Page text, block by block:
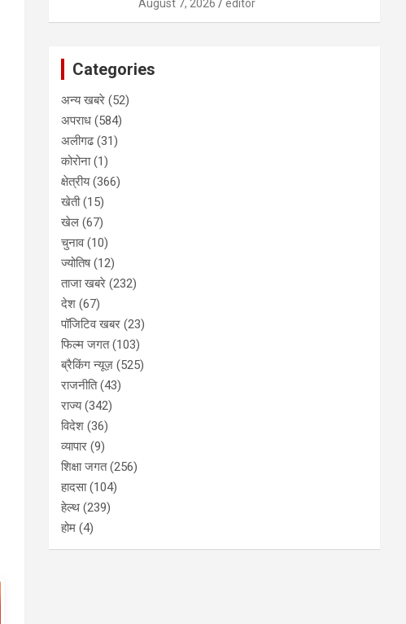
August 7, 2026 editor
Categories
अन्य खबरे (52)
अपराध (584)
अलीगढ(31)
कोरोना(1)
क्षेत्रीय(366)
खेती(15)
खेल (67)
चुनाव(10)
ज्योतिष(12)
ताजा खबरे (232)
देश (67)
पॉजिटिव खबर (23)
फिल्म जगत(103)
ब्रैकिंग न्यूज़ (525)
राजनीति(43)
राज्य(342)
विदेश (36)
व्यापार (9)
शिक्षा जगत(256)
हादसा(104)
हेल्थ (239)
होम (4)